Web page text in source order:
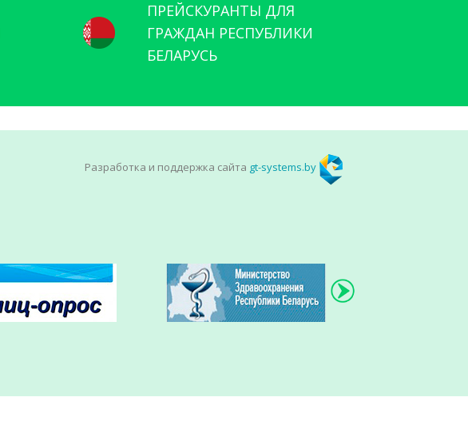
ПРЕЙСКУРАНТЫ ДЛЯ
ГРАЖДАН РЕСПУБЛИКИ
БЕЛАРУСЬ
Разработка и поддержка сайта gt-systems.by